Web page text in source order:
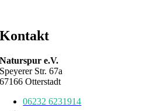
Kontakt
Naturspur e.V.
Speyerer Str. 67a
67166 Otterstadt
06232 6231914